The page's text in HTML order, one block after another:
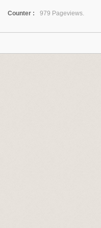
Counter :
979 Pageviews.